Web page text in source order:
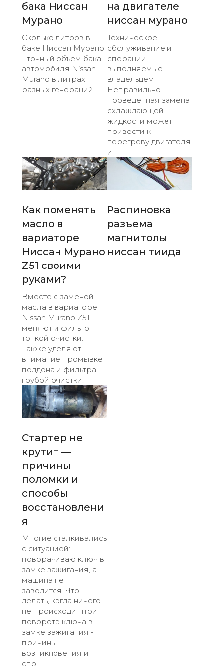
бака Ниссан
Мурано
Сколько литров в
баке Ниссан Мурано
- точный объем бака
автомобиля Nissan
Murano в литрах
разных генераций.
на двигателе
ниссан мурано
Техническое
обслуживание и
операции,
выполняемые
владельцем
Неправильно
проведенная замена
охлаждающей
жидкости может
привести к
перегреву двигателя
и
Как поменять
масло в
вариаторе
Ниссан Мурано
Z51 своими
руками?
Вместе с заменой
масла в вариаторе
Nissan Murano Z51
меняют и фильтр
тонкой очистки.
Также уделяют
внимание промывке
поддона и фильтра
грубой очистки.
Распиновка
разъема
магнитолы
ниссан тиида
Стартер не
крутит —
причины
поломки и
способы
восстановлени
я
Многие сталкивались
с ситуацией:
поворачиваю ключ в
замке зажигания, а
машина не
заводится. Что
делать, когда ничего
не происходит при
повороте ключа в
замке зажигания -
причины
возникновения и
спо...